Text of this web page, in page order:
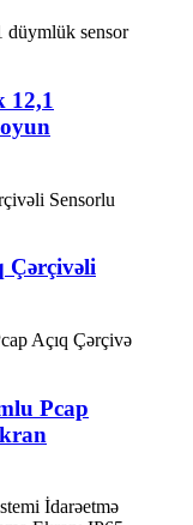
12,1
Çərçivəli
Pcap